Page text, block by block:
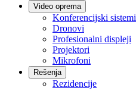
Video oprema
Konferencijski sistemi
Dronovi
Profesionalni displeji
Projektori
Mikrofoni
Rešenja
Rezidencije